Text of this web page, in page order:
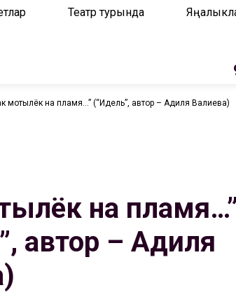
Театр турында
мотылёк на пламя…” (“Идель”, автор – Адиля Валиева)
на
автор – Адиля